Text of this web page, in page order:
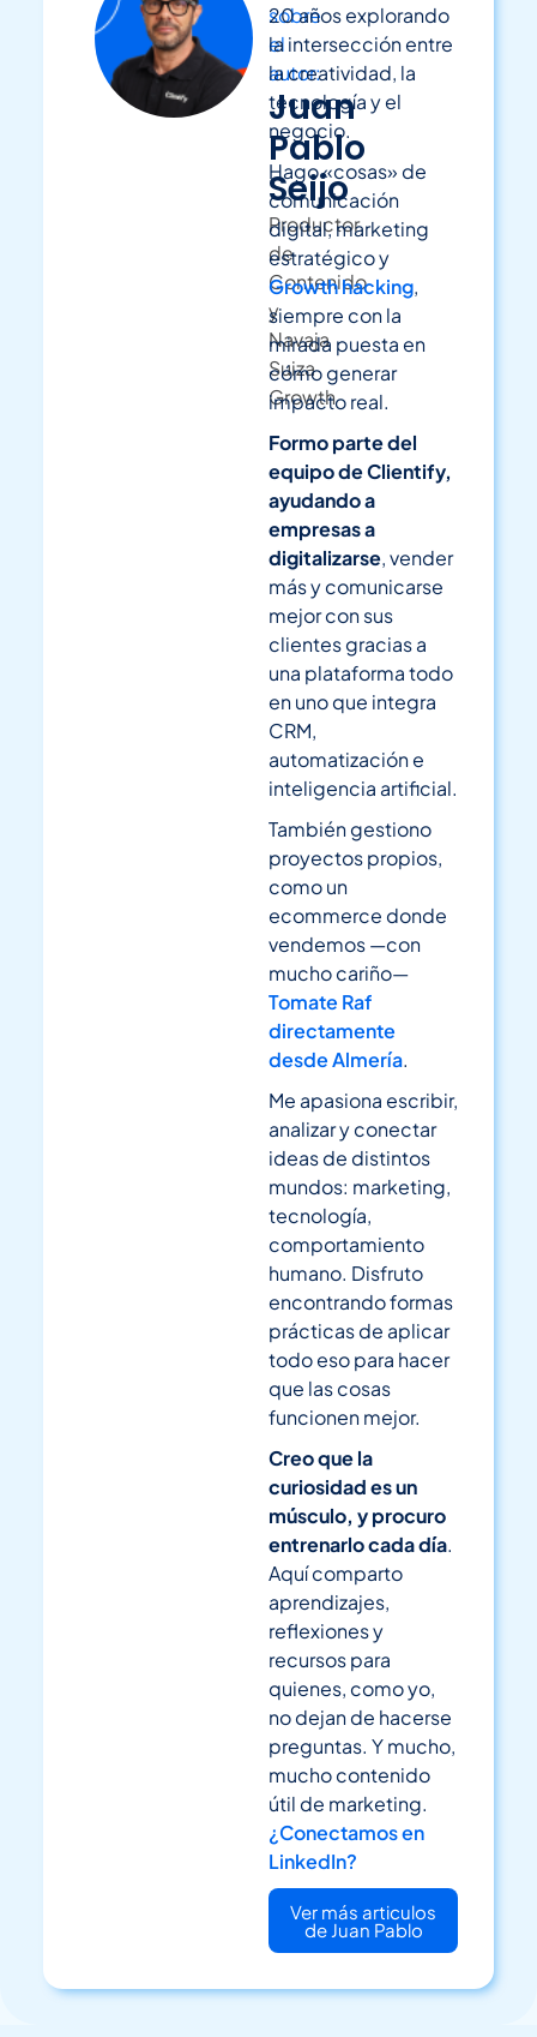
sobre
el
autor:
Juan
Pablo
Seijo
Productor
de
Contenido
y
Navaja
Suiza
Growth
20 años explorando
la intersección entre
la creatividad, la
tecnología y el
negocio.
Hago «cosas» de
comunicación
digital, marketing
estratégico y
Growth hacking,
siempre con la
mirada puesta en
cómo generar
impacto real.
Formo parte del
equipo de Clientify,
ayudando a
empresas a
digitalizarse, vender
más y comunicarse
mejor con sus
clientes gracias a
una plataforma todo
en uno que integra
CRM,
automatización e
inteligencia artificial.
También gestiono
proyectos propios,
como un
ecommerce donde
vendemos —con
mucho cariño—
Tomate Raf
directamente
desde Almería.
Me apasiona escribir,
analizar y conectar
ideas de distintos
mundos: marketing,
tecnología,
comportamiento
humano. Disfruto
encontrando formas
prácticas de aplicar
todo eso para hacer
que las cosas
funcionen mejor.
Creo que la
curiosidad es un
músculo, y procuro
entrenarlo cada día.
Aquí comparto
aprendizajes,
reflexiones y
recursos para
quienes, como yo,
no dejan de hacerse
preguntas. Y mucho,
mucho contenido
útil de marketing.
¿Conectamos en
LinkedIn?
Ver más articulos
de Juan Pablo